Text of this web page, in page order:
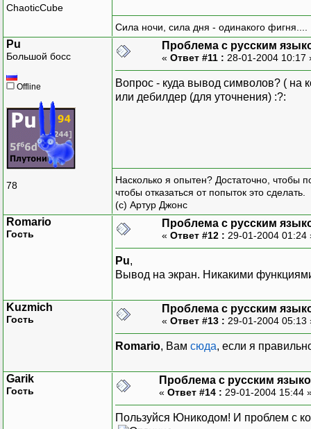
ChaoticCube
Сила ночи, сила дня - одинакого фигня....
Pu
Большой босс
Offline
78
Проблема с русским
« Ответ #11 : 28-01-2004 10:17
Вопрос - куда вывод символов? (
или дебилдер (для уточнения) :?:
Насколько я опытен? Достаточно, чтобы
чтобы отказаться от попыток это сделать.
(с) Артур Джонс
Romario
Гость
Проблема с русским
« Ответ #12 : 29-01-2004
Pu,
Вывод на экран. Никакими
Kuzmich
Гость
Проблема с русским
« Ответ #13 : 29-01-2004
Romario, Вам сюда, если я
Garik
Гость
Проблема с русским
« Ответ #14 : 29-01-2004 15:44
Пользуйся Юникодом! И проблем с